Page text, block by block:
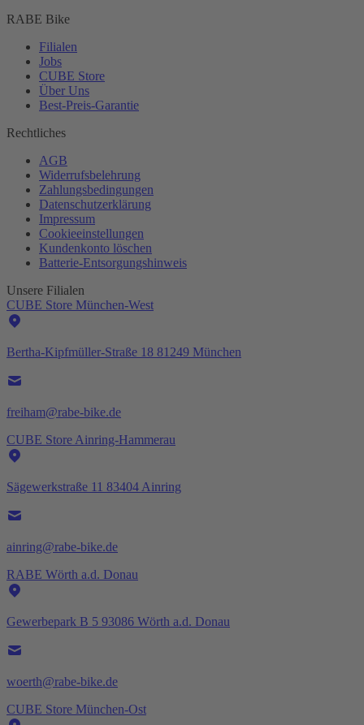
RABE Bike
Filialen
Jobs
CUBE Store
Über Uns
Best-Preis-Garantie
Rechtliches
AGB
Widerrufsbelehrung
Zahlungsbedingungen
Datenschutzerklärung
Impressum
Cookieeinstellungen
Kundenkonto löschen
Batterie-Entsorgungshinweis
Unsere Filialen
CUBE Store München-West
Bertha-Kipfmüller-Straße 18 81249 München
freiham@rabe-bike.de
CUBE Store Ainring-Hammerau
Sägewerkstraße 11 83404 Ainring
ainring@rabe-bike.de
RABE Wörth a.d. Donau
Gewerbepark B 5 93086 Wörth a.d. Donau
woerth@rabe-bike.de
CUBE Store München-Ost